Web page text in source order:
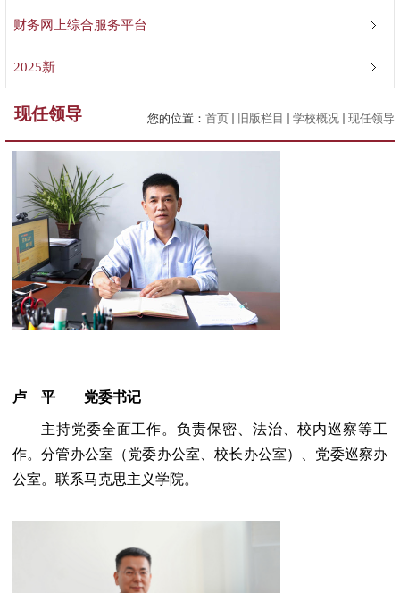
财务网上综合服务平台
2025新
现任领导 您的位置： 首页 旧版栏目 学校概况 现任领导
卢 平 党委书记
主持党委全面工作。负责保密、法治、校内巡察等工
作。分管办公室（党委办公室、校长办公室）、党委巡察办
公室。联系马克思主义学院。